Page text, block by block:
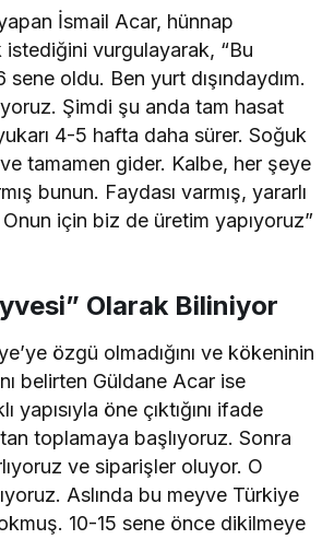
İsmail Acar, hünnap
istediğini vurgulayarak, “Bu
oldu. Ben yurt dışındaydım.
Şimdi şu anda tam hasat
4-5 hafta daha sürer. Soğuk
tamamen gider. Kalbe, her şeye
bunun. Faydası varmış, yararlı
için biz de üretim yapıyoruz”
Olarak Biliniyor
özgü olmadığını ve kökeninin
belirten Güldane Acar ise
yapısıyla öne çıktığını ifade
toplamaya başlıyoruz. Sonra
ve siparişler oluyor. O
Aslında bu meyve Türkiye
10-15 sene önce dikilmeye